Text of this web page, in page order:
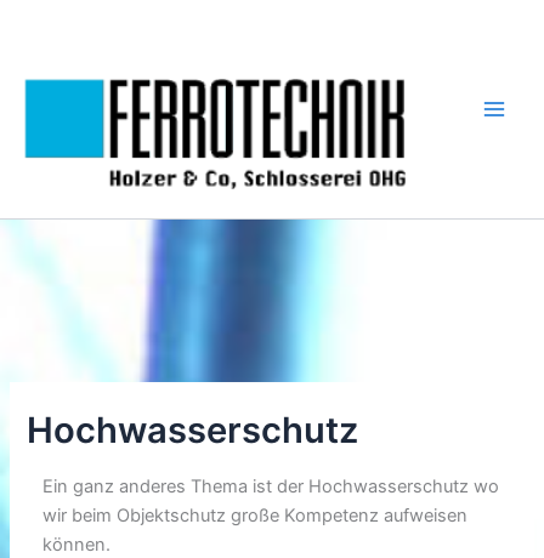
Hochwasserschutz
Ein ganz anderes Thema ist der Hochwasserschutz wo
wir beim Objektschutz große Kompetenz aufweisen
können.